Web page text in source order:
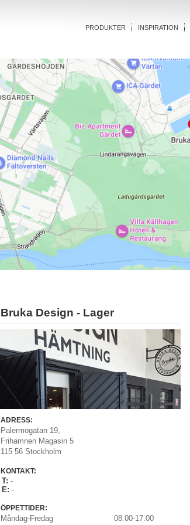
PRODUKTER INSPIRATION
Bruka Design - Lager
ADRESS:
Palermogatan 19,
Frihamnen Magasin 5
115 56 Stockholm
KONTAKT:
T: -
E: -
ÖPPETTIDER:
Måndag-Fredag
08.00-17.00